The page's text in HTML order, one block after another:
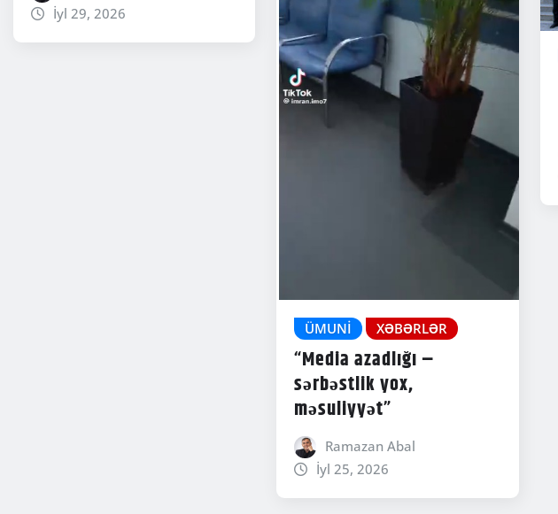
İyl 29, 2026
ÜMUNI XƏBƏRLƏR
“Media azadlığı –
sərbəstlik yox,
məsuliyyət”
Ramazan Abal
İyl 25, 2026